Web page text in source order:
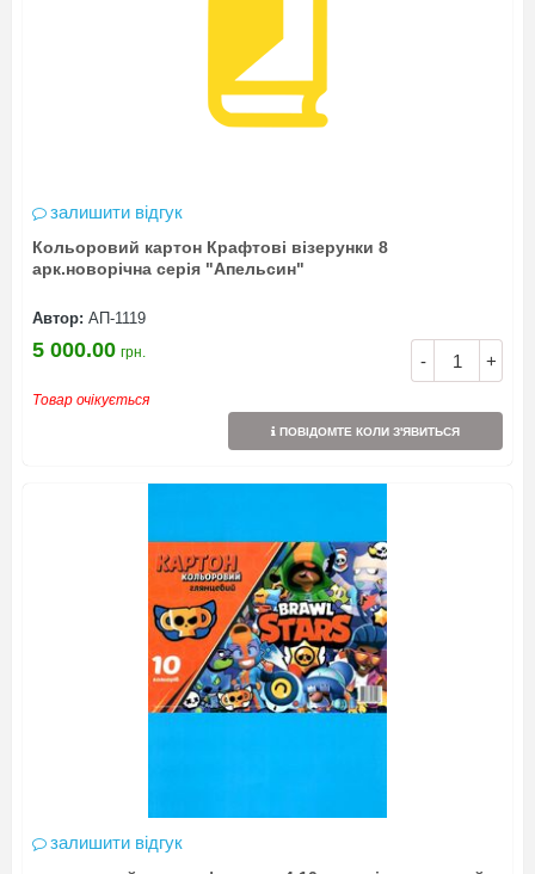
залишити відгук
Кольоровий картон Крафтові візерунки 8
арк.новорічна серія "Апельсин"
Автор: АП-1119
- +
5 000.00 грн.
Товар очікується
ПОВІДОМТЕ КОЛИ З'ЯВИТЬСЯ
залишити відгук